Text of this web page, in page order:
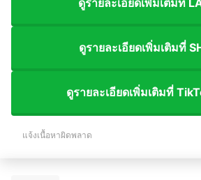
ดูรายละเอียดเพิ่มเติมที่
ดูรายละเอียดเพิ่มเติมที่
แจ้งเนื้อหาผิดพลาด